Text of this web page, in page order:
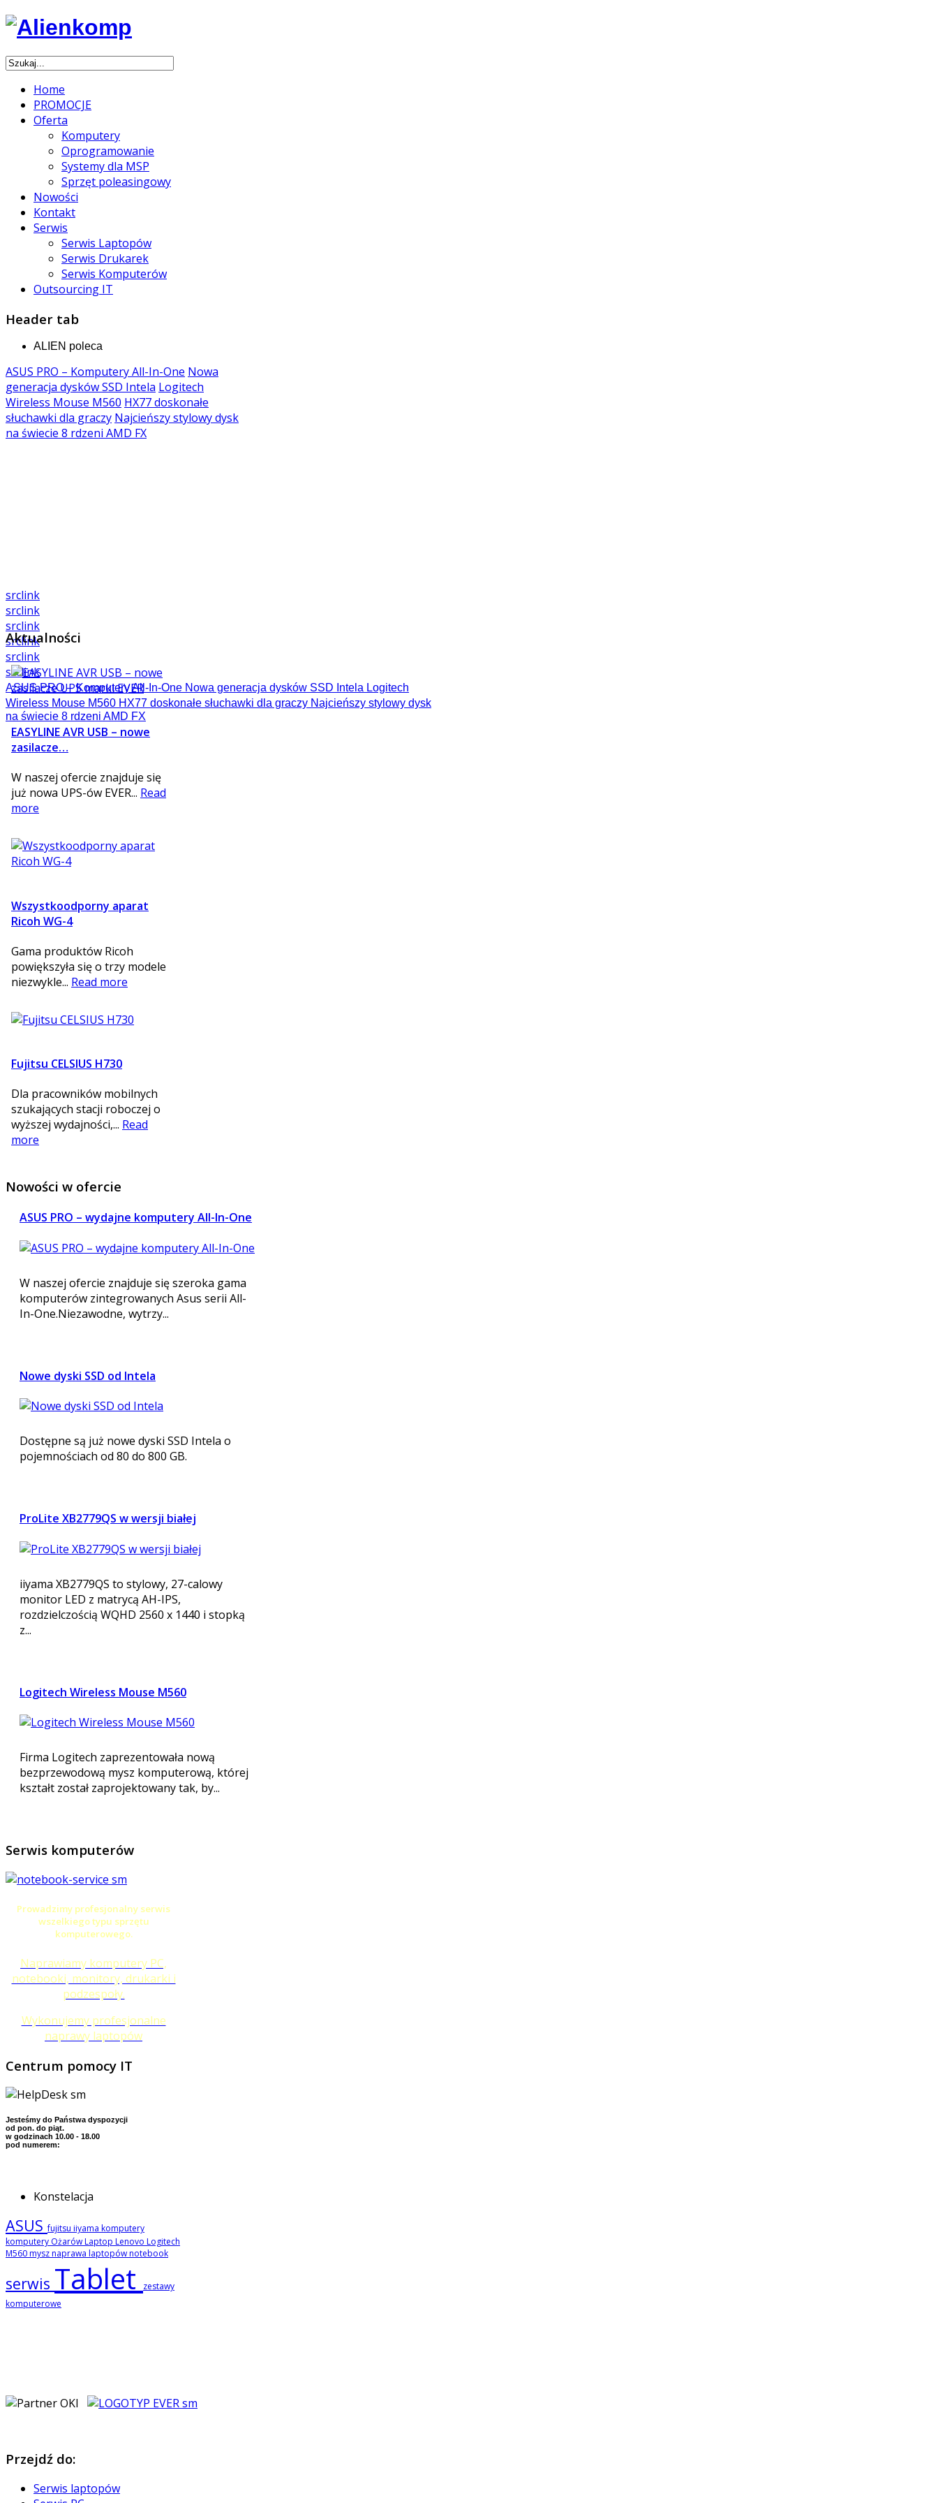
Home
PROMOCJE
Oferta
Komputery
Oprogramowanie
Systemy dla MSP
Sprzęt poleasingowy
Nowości
Kontakt
Serwis
Serwis Laptopów
Serwis Drukarek
Serwis Komputerów
Outsourcing IT
Header tab
ALIEN poleca
ASUS PRO – Komputery All-In-One Nowa
generacja dysków SSD Intela Logitech
Wireless Mouse M560 HX77 doskonałe
słuchawki dla graczy Najcieńszy stylowy dysk
na świecie 8 rdzeni AMD FX
srclink
srclink
srclink
srclink
srclink
srclink
ASUS PRO – Komputery All-In-One Nowa generacja dysków SSD Intela Logitech
Wireless Mouse M560 HX77 doskonałe słuchawki dla graczy Najcieńszy stylowy dysk
na świecie 8 rdzeni AMD FX
Aktualności
EASYLINE AVR USB – nowe
zasilacze…
W naszej ofercie znajduje się
już nowa UPS-ów EVER... Read
more
Wszystkoodporny aparat
Ricoh WG-4
Gama produktów Ricoh
powiększyła się o trzy modele
niezwykle... Read more
Fujitsu CELSIUS H730
Dla pracowników mobilnych
szukających stacji roboczej o
wyższej wydajności,... Read
more
Nowości w ofercie
ASUS PRO – wydajne komputery All-In-One
W naszej ofercie znajduje się szeroka gama
komputerów zintegrowanych Asus serii All-
In-One.Niezawodne, wytrzy...
Nowe dyski SSD od Intela
Dostępne są już nowe dyski SSD Intela o
pojemnościach od 80 do 800 GB.
ProLite XB2779QS w wersji białej
iiyama XB2779QS to stylowy, 27-calowy
monitor LED z matrycą AH-IPS,
rozdzielczością WQHD 2560 x 1440 i stopką
z...
Logitech Wireless Mouse M560
Firma Logitech zaprezentowała nową
bezprzewodową mysz komputerową, której
kształt został zaprojektowany tak, by...
Serwis komputerów
Prowadzimy profesjonalny serwis
wszelkiego typu sprzętu
komputerowego.
Naprawiamy komputery PC,
notebooki, monitory, drukarki i
podzespoły.
Wykonujemy profesjonalne
naprawy laptopów
Centrum pomocy IT
Jesteśmy do Państwa dyspozycji
od pon. do piąt.
w godzinach 10.00 - 18.00
pod numerem:
Konstelacja
ASUSfujitsu iiyama komputery
komputery OżarówLaptop Lenovo Logitech
M560mysznaprawa laptopównotebook
serwis Tablet
zestawy
komputerowe
Przejdź do:
Serwis laptopów